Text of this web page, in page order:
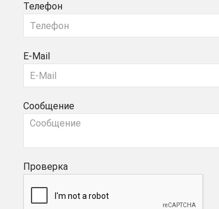
Телефон
E-Mail
Сообщение
Проверка